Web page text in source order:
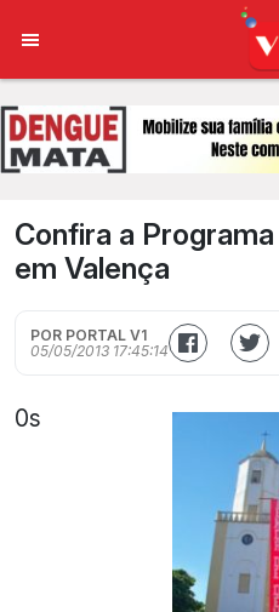
Confira a
em Valença
POR PORTAL V1
05/05/2013 17:45:14
0s